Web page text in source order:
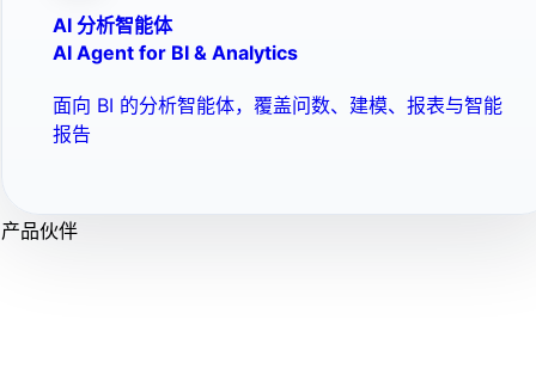
AI 分析智能体
AI Agent for BI & Analytics
面向 BI 的分析智能体，覆盖问数、建模、报表与智能
报告
产品伙伴